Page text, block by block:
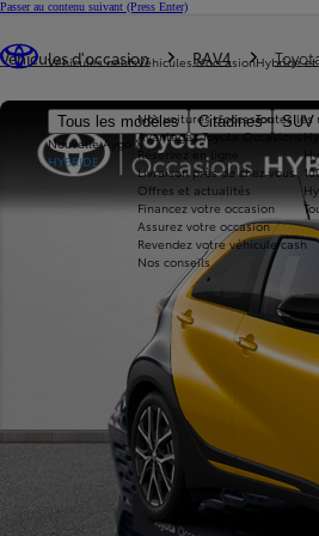
Passer au contenu suivant (Press Enter)
Véhicules neufs
Tous les modèles Citadines SUV
Nouvelle Aygo X
HYBRIDE
Véhicules d'occasion
Nos voitures d'occasion
Avantages Toyota Occasions
Réservez en ligne
Livraison près de chez vous
Offres et actualités
Financez votre occasion
Assurez votre occasion
Revendez votre véhicule cash
Nos conseils
Hybride
Toutes
Véhicules d'occasion RAV4